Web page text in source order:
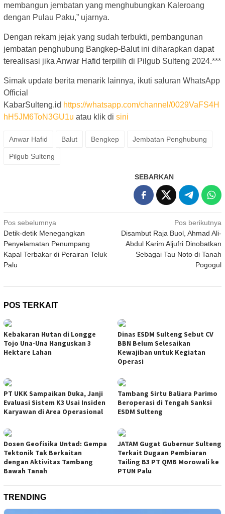
membangun jembatan yang menghubungkan Kaleroang
dengan Pulau Paku,” ujarnya.
Dengan rekam jejak yang sudah terbukti, pembangunan
jembatan penghubung Bangkep-Balut ini diharapkan dapat
terealisasi jika Anwar Hafid terpilih di Pilgub Sulteng 2024.***
Simak update berita menarik lainnya, ikuti saluran WhatsApp
Official
KabarSulteng.id https://whatsapp.com/channel/0029VaFS4H
hH5JM6ToN3GU1u atau klik di sini
Anwar Hafid Balut Bengkep Jembatan Penghubung
Pilgub Sulteng
SEBARKAN
Navigasi
pos
Pos sebelumnya
Detik-detik Menegangkan
Penyelamatan Penumpang
Kapal Terbakar di Perairan Teluk
Palu
Pos berikutnya
Disambut Raja Buol, Ahmad Ali-
Abdul Karim Aljufri Dinobatkan
Sebagai Tau Noto di Tanah
Pogogul
POS TERKAIT
Kebakaran Hutan di Longge
Tojo Una-Una Hanguskan 3
Hektare Lahan
Dinas ESDM Sulteng Sebut CV
BBN Belum Selesaikan
Kewajiban untuk Kegiatan
Operasi
PT UKK Sampaikan Duka, Janji
Evaluasi Sistem K3 Usai Insiden
Karyawan di Area Operasional
Tambang Sirtu Baliara Parimo
Beroperasi di Tengah Sanksi
ESDM Sulteng
Dosen Geofisika Untad: Gempa
Tektonik Tak Berkaitan
dengan Aktivitas Tambang
Bawah Tanah
JATAM Gugat Gubernur Sulteng
Terkait Dugaan Pembiaran
Tailing B3 PT QMB Morowali ke
PTUN Palu
TRENDING